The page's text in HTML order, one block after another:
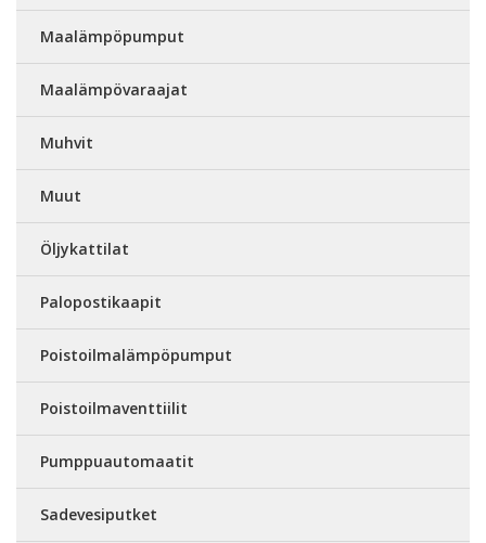
Maalämpöpumput
Maalämpövaraajat
Muhvit
Muut
Öljykattilat
Palopostikaapit
Poistoilmalämpöpumput
Poistoilmaventtiilit
Pumppuautomaatit
Sadevesiputket